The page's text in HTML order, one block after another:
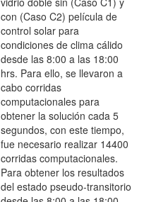
con (Caso C2) película de
control solar para
condiciones de clima cálido
desde las 8:00 a las 18:00
hrs. Para ello, se llevaron a
cabo corridas
computacionales para
obtener la solución cada 5
segundos, con este tiempo,
fue necesario realizar 14400
corridas computacionales.
Para obtener los resultados
del estado pseudo-transitorio